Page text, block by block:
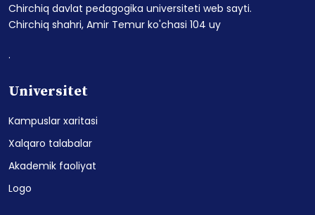
Chirchiq davlat pedagogika universiteti web sayti.
Chirchiq shahri, Amir Temur ko'chasi 104 uy
.
Universitet
Kampuslar xaritasi
Xalqaro talabalar
Akademik faoliyat
Logo